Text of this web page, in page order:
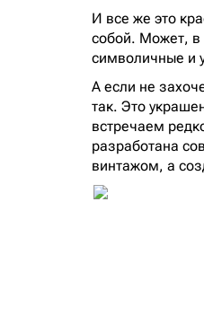
И все же это
собой. Может, в
символичные и
А если не
так. Это
встречаем
разработана
винтажом, а